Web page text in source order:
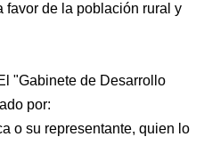
favor de la población rural y
"Gabinete de Desarrollo
por:
o su representante, quien lo